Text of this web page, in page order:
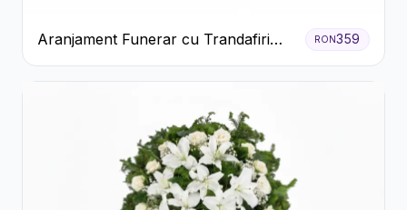
Aranjament Funerar cu Trandafiri
Albi Crizanteme Galbene și Crini
RON359